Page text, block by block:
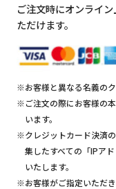
ご注文時にオンライ
ただけます。
※お客様と異なる名義の
※ご注文の際にお客様の
います。
※クレジットカード決済
集したすべての「IPア
いたします。
※お客様がご指定いただ